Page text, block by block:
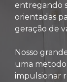
entregando
orientadas
geração de
Nosso
uma
impulsionar